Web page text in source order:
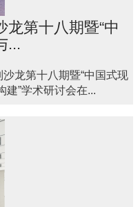
第十八期暨“中
...
龙第十八期暨“中国式现
建”学术研讨会在...